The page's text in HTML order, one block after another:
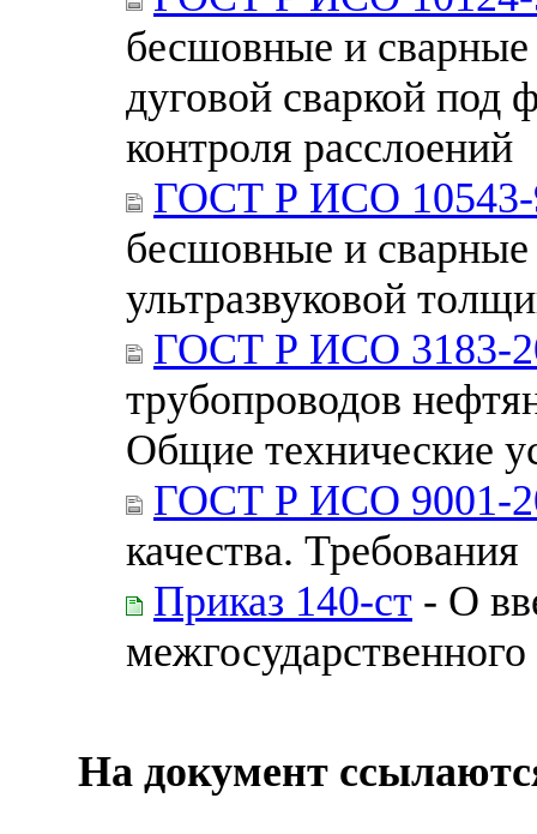
бесшовные и
дуговой сваркой под
контроля расслоений
ГОСТ Р ИСО 10543-
бесшовные и
ультразвуковой
ГОСТ Р ИСО 3183-
трубопроводов
Общие технические
ГОСТ Р ИСО 9001-
качества. Требования
Приказ 140-ст - О
межгосударственного
На документ